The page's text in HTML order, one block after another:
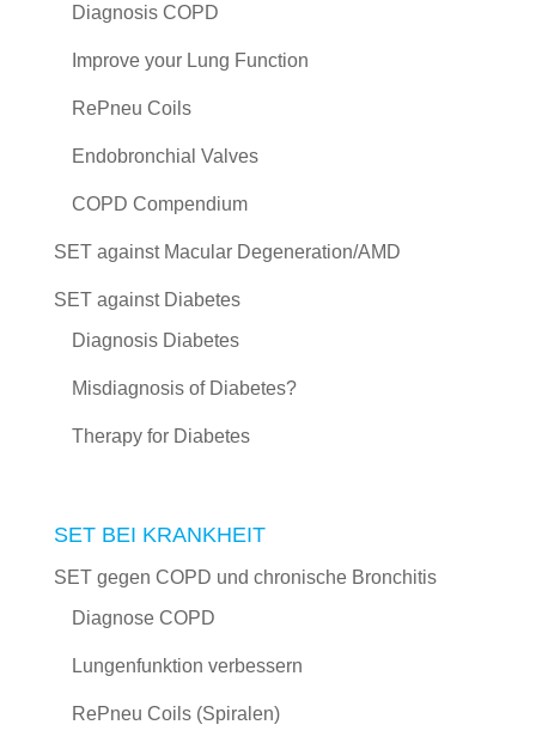
Diagnosis COPD
Improve your Lung Function
RePneu Coils
Endobronchial Valves
COPD Compendium
SET against Macular Degeneration/AMD
SET against Diabetes
Diagnosis Diabetes
Misdiagnosis of Diabetes?
Therapy for Diabetes
SET BEI KRANKHEIT
SET gegen COPD und chronische Bronchitis
Diagnose COPD
Lungenfunktion verbessern
RePneu Coils (Spiralen)